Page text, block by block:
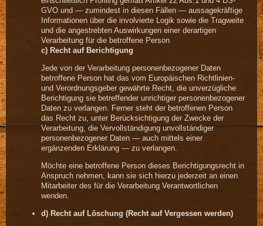
GVO und — zumindest in diesen Fällen — aussagekräftige
Informationen über die involvierte Logik sowie die Tragweite
und die angestrebten Auswirkungen einer derartigen
Verarbeitung für die betroffene Person
c) Recht auf Berichtigung
Jede von der Verarbeitung personenbezogener Daten
betroffene Person hat das vom Europäischen Richtlinien-
und Verordnungsgeber gewährte Recht, die unverzügliche
Berichtigung sie betreffender unrichtiger personenbezogener
Daten zu verlangen. Ferner steht der betroffenen Person
das Recht zu, unter Berücksichtigung der Zwecke der
Verarbeitung, die Vervollständigung unvollständiger
personenbezogener Daten — auch mittels einer
ergänzenden Erklärung — zu verlangen.
Möchte eine betroffene Person dieses Berichtigungsrecht in
Anspruch nehmen, kann sie sich hierzu jederzeit an einen
Mitarbeiter des für die Verarbeitung Verantwortlichen
wenden.
d) Recht auf Löschung (Recht auf Vergessen werden)